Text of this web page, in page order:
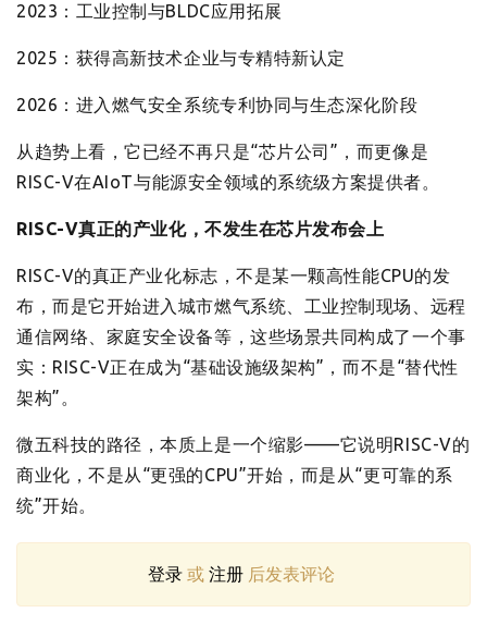
2023：工业控制与BLDC应用拓展
2025：获得高新技术企业与专精特新认定
2026：进入燃气安全系统专利协同与生态深化阶段
从趋势上看，它已经不再只是“芯片公司”，而更像是
RISC-V在AIoT与能源安全领域的系统级方案提供者。
RISC-V真正的产业化，不发生在芯片发布会上
RISC-V的真正产业化标志，不是某一颗高性能CPU的发
布，而是它开始进入城市燃气系统、工业控制现场、远程
通信网络、家庭安全设备等，这些场景共同构成了一个事
实：RISC-V正在成为“基础设施级架构”，而不是“替代性
架构”。
微五科技的路径，本质上是一个缩影——它说明RISC-V的
商业化，不是从“更强的CPU”开始，而是从“更可靠的系
统”开始。
登录或 注册后发表评论